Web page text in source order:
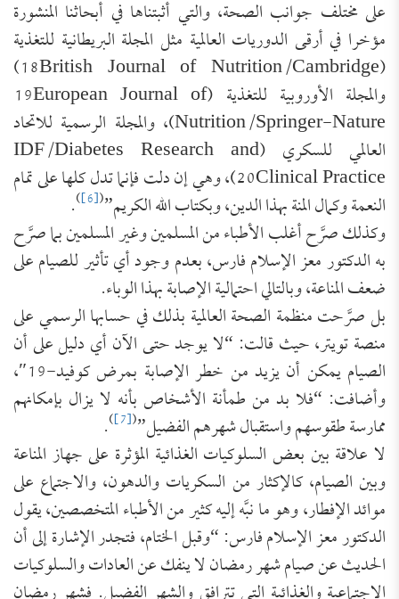
على مختلف جوانب الصحة، والتي أثبتناها في أبحاثنا المنشورة
مؤخرا في أرقى الدوريات العالمية مثل المجلة البريطانية للتغذية
(18British Journal of Nutrition/Cambridge)
والمجلة الأوروبية للتغذية (19European Journal of
Nutrition/Springer-Nature)، والمجلة الرسمية للاتحاد
العالمي للسكري (IDF/Diabetes Research and
20Clinical Practice)، وهي إن دلت فإنما تدل كلها على تمام
النعمة وكمال المنة بهذا الدين، وبكتاب الله الكريم”(
[6]
)
.
وكذلك صرَّح أغلب الأطباء من المسلمين وغير المسلمين بما صرَّح
به الدكتور معز الإسلام فارس، بعدم وجود أي تأثير للصيام على
ضعف المناعة، وبالتالي احتمالية الإصابة بهذا الوباء.
بل صرَّحت منظمة الصحة العالمية بذلك في حسابها الرسمي على
منصة تويتر، حيث قالت: “لا يوجد حتى الآن أي دليل على أن
الصيام يمكن أن يزيد من خطر الإصابة بمرض كوفيد-19″،
وأضافت: “فلا بد من طمأنة الأشخاص بأنه لا يزال بإمكانهم
ممارسة طقوسهم واستقبال شهرهم الفضيل”(
[7]
)
.
لا علاقة بين بعض السلوكيات الغذائية المؤثرة على جهاز المناعة
وبين الصيام، كالإكثار من السكريات والدهون، والاجتماع على
موائد الإفطار، وهو ما نبَّه إليه كثير من الأطباء المتخصصين، يقول
الدكتور معز الإسلام فارس: “وقبل الختام، فتجدر الإشارة إلى أن
الحديث عن صيام شهر رمضان لا ينفك عن العادات والسلوكيات